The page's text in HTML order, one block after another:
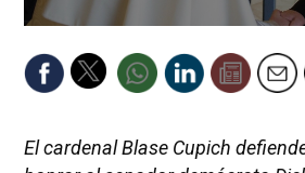
El cardenal Blase Cupich